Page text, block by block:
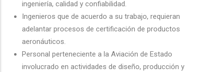
ingeniería, calidad y confiabilidad.
Ingenieros que de acuerdo a su trabajo, requieran
adelantar procesos de certificación de productos
aeronáuticos.
Personal perteneciente a la Aviación de Estado
involucrado en actividades de diseño, producción y